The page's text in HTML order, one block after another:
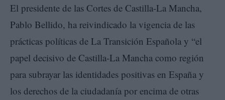
El presidente de las Cortes de Castilla-La Mancha,
Pablo Bellido, ha reivindicado la vigencia de las
prácticas políticas de La Transición Española y “el
papel decisivo de Castilla-La Mancha como región
para subrayar las identidades positivas en España y
los derechos de la ciudadanía por encima de otras